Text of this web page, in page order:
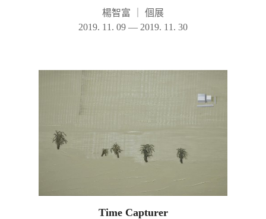
楊智富
個展
2019. 11. 09 — 2019. 11. 30
Time Capturer